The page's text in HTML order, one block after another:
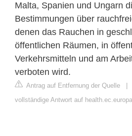
Malta, Spanien und Ungarn
Bestimmungen über
denen das Rauchen in
öffentlichen Räumen, in
Verkehrsmitteln und am
verboten wird.
Antrag auf Entfernung der Quelle
vollständige Antwort auf